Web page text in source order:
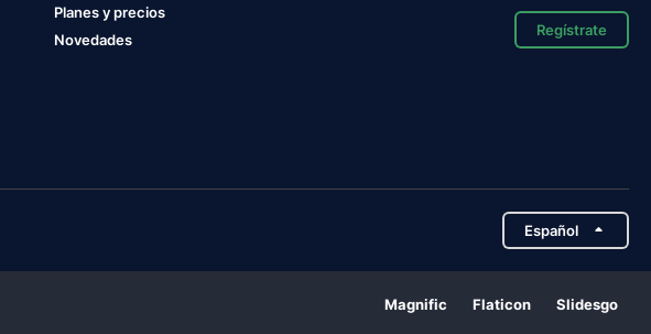
Planes y precios
Novedades
Regístrate
Español
Magnific Flaticon Slidesgo